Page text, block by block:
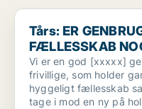
Tårs: ER GENBRUG OG
Tårs: ER
FÆLLESSKAB
Vi er en god [xxxxx]
frivillige, som holder
hyggeligt fællesskab
tage i mod en ny på